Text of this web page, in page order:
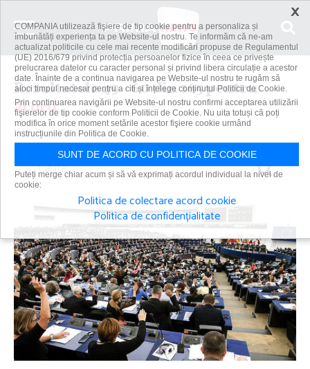
Rezultatele 49 - 60 din 165 pentru
acord
Caută
×
COMPANIA utilizează fişiere de tip cookie pentru a personaliza și
îmbunătăți experiența ta pe Website-ul nostru. Te informăm că ne-am
actualizat politicile cu cele mai recente modificări propuse de Regulamentul
(UE) 2016/679 privind protecția persoanelor fizice în ceea ce privește
prelucrarea datelor cu caracter personal și privind libera circulație a acestor
date. Înainte de a continua navigarea pe Website-ul nostru te rugăm să
aloci timpul necesar pentru a citi și înțelege conținutul Politicii de Cookie.
Prin continuarea navigării pe Website-ul nostru confirmi acceptarea utilizării
fişierelor de tip cookie conform Politicii de Cookie. Nu uita totuși că poți
modifica în orice moment setările acestor fişiere cookie urmând
instrucțiunile din Politica de Cookie.
SUNT DE ACORD CU POLITICA DE COOKIE
Puteți merge chiar acum și să vă exprimați acordul individual la nivel de
cookie:
Politica de colectare acord cookie
Politica de confidențialitate